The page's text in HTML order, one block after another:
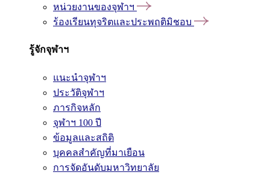
หน่วยงานของจุฬาฯ
ร้องเรียนทุจริตและประพฤติมิชอบ
รู้จักจุฬาฯ
แนะนำจุฬาฯ
ประวัติจุฬาฯ
ภารกิจหลัก
จุฬาฯ 100 ปี
ข้อมูลและสถิติ
บุคคลสำคัญที่มาเยือน
การจัดอันดับมหาวิทยาลัย